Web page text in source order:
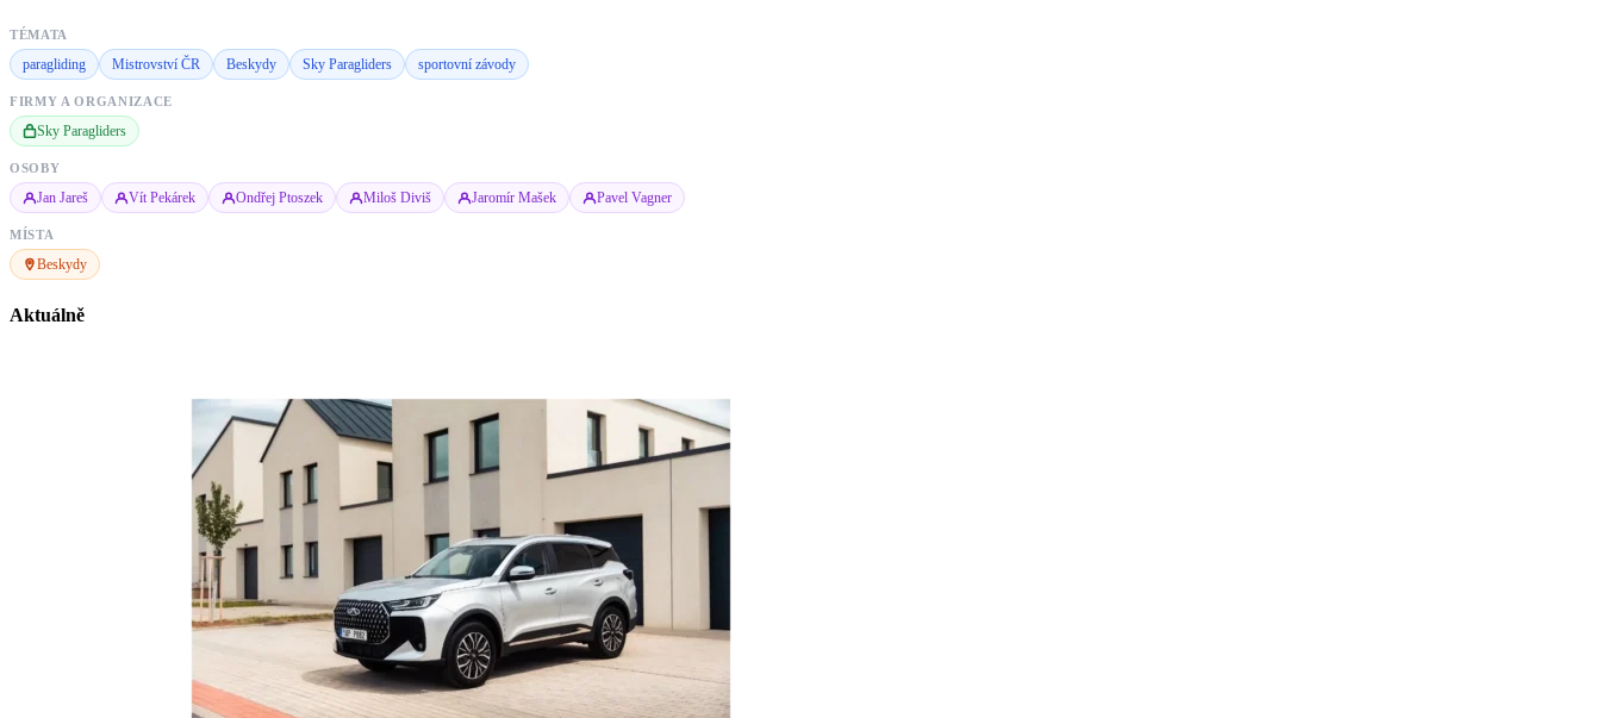
TÉMATA
paragliding Mistrovství ČR Beskydy Sky Paragliders sportovní závody
FIRMY A ORGANIZACE
Sky Paragliders
OSOBY
Jan Jareš Vít Pekárek Ondřej Ptoszek Miloš Diviš Jaromír Mašek Pavel Vagner
MÍSTA
Beskydy
Aktuálně